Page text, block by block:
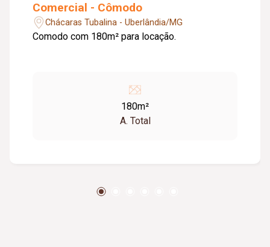
Comercial - Cômodo
Chácaras Tubalina - Uberlândia/MG
Comodo com 180m² para locação.
180m²
A. Total